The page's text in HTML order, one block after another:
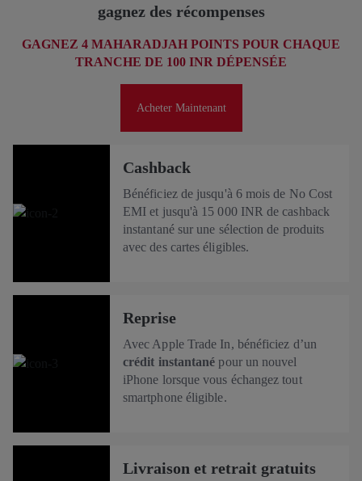
gagnez des récompenses
GAGNEZ 4 MAHARADJAH POINTS POUR CHAQUE
TRANCHE DE 100 INR DÉPENSÉE
Acheter Maintenant
Cashback
Bénéficiez de jusqu'à 6 mois de No Cost
EMI et jusqu'à 15 000 INR de cashback
instantané sur une sélection de produits
avec des cartes éligibles.
Reprise
Avec Apple Trade In, bénéficiez d’un
crédit instantané pour un nouvel
iPhone lorsque vous échangez tout
smartphone éligible.
Livraison et retrait gratuits